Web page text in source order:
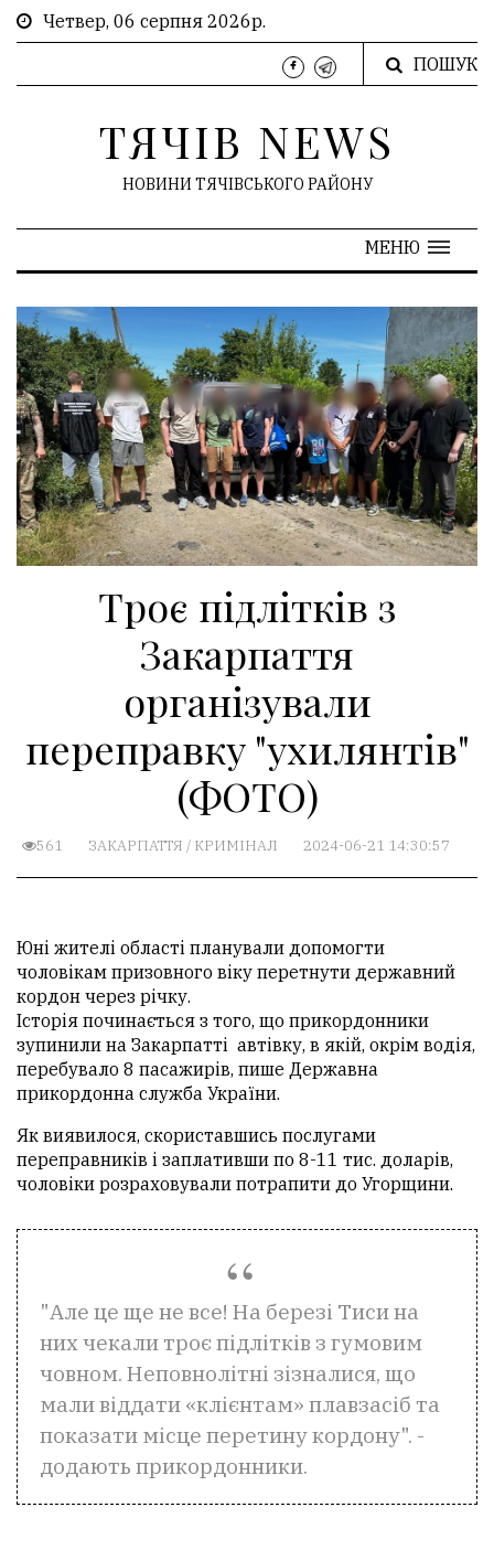
Четвер, 06 серпня 2026р.
ПОШУК
ТЯЧІВ NEWS
НОВИНИ ТЯЧІВСЬКОГО РАЙОНУ
МЕНЮ
Троє підлітків з
Закарпаття
організували
переправку "ухилянтів"
(ФОТО)
561 ЗАКАРПАТТЯ / КРИМІНАЛ 2024-06-21 14:30:57
Юні жителі області планували допомогти
чоловікам призовного віку перетнути державний
кордон через річку.
Історія починається з того, що прикордонники
зупинили на Закарпатті автівку, в якій, окрім водія,
перебувало 8 пасажирів, пише Державна
прикордонна служба України.
Як виявилося, скориставшись послугами
переправників і заплативши по 8-11 тис. доларів,
чоловіки розраховували потрапити до Угорщини.
"Але це ще не все! На березі Тиси на
них чекали троє підлітків з гумовим
човном. Неповнолітні зізналися, що
мали віддати «клієнтам» плавзасіб та
показати місце перетину кордону". -
додають прикордонники.